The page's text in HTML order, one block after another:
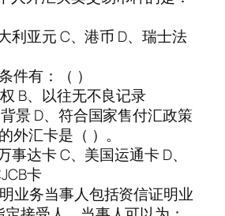
利亚元 C、港币 D、瑞士法
件有：（ ）
B、以往无不良记录
景 D、符合国家售付汇政策
外汇卡是（ ）。
事达卡 C、美国运通卡 D、
卡
业务当事人包括资信证明业